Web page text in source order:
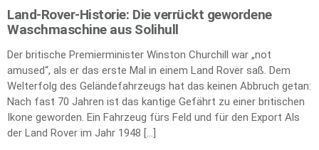
Land-Rover-Historie: Die verrückt gewordene
Waschmaschine aus Solihull
Der britische Premierminister Winston Churchill war „not
amused“, als er das erste Mal in einem Land Rover saß. Dem
Welterfolg des Geländefahrzeugs hat das keinen Abbruch getan:
Nach fast 70 Jahren ist das kantige Gefährt zu einer britischen
Ikone geworden. Ein Fahrzeug fürs Feld und für den Export Als
der Land Rover im Jahr 1948 […]